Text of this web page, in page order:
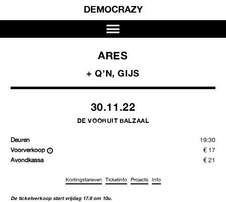
DEMOCRAZY
ARES
+ Q’N, GIJS
30.11.22
DE VOORUIT BALZAAL
Deuren
19:30
Voorverkoop
€ 17
Avondkassa
€ 21
Kortingstarieven Ticketinfo Projects Info
De ticketverkoop start vrijdag 17.6 om 10u.